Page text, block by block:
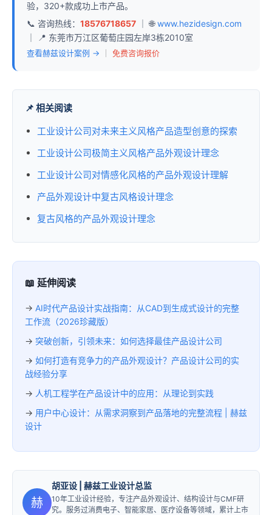
验，320+款成功上市产品。
📞 咨询热线： 18576718657 ｜ 🌐www.hezidesign.com
｜ 📍 东莞市万江区葡萄庄园左岸3栋2010室
查看赫兹设计案例 → 免费咨询报价
📌 相关阅读
工业设计公司对未来主义风格产品造型创意的探索
工业设计公司极简主义风格产品外观设计理念
工业设计公司对情感化风格的产品外观设计理解
产品外观设计中复古风格设计理念
复古风格的产品外观设计理念
📖 延伸阅读
→ AI时代产品设计实战指南：从CAD到生成式设计的完整
工作流（2026珍藏版）
→ 突破创新，引领未来：如何选择最佳产品设计公司
→ 如何打造有竞争力的产品外观设计？产品设计公司的实
战经验分享
→ 人机工程学在产品设计中的应用：从理论到实践
→ 用户中心设计：从需求洞察到产品落地的完整流程 | 赫兹
设计
赫
胡亚设 | 赫兹工业设计总监
10年工业设计经验，专注产品外观设计、结构设计与CMF研
究。服务过消费电子、智能家居、医疗设备等领域，累计上市